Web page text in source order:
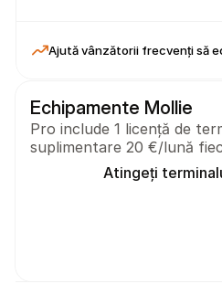
Ajută vânzătorii frecvenți să
Echipamente Mollie
Pro include 1 licență de
suplimentare 20 €/lună
Atingeți